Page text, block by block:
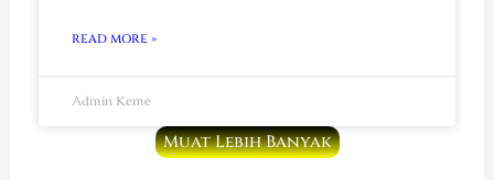
READ MORE »
Admin Keme
Muat Lebih Banyak